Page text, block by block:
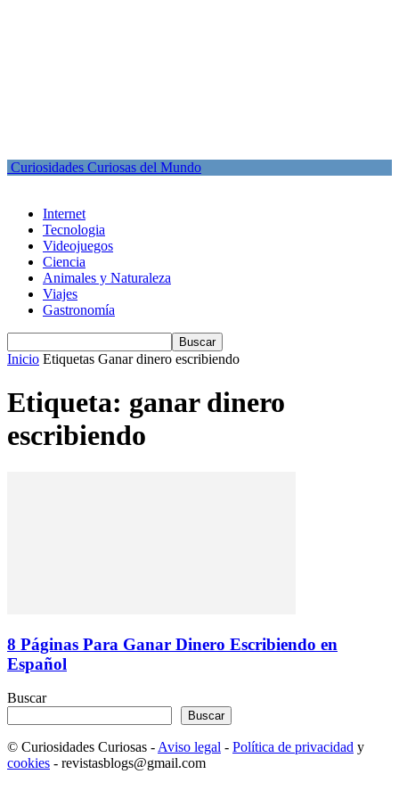
Curiosidades Curiosas del Mundo
Internet
Tecnologia
Videojuegos
Ciencia
Animales y Naturaleza
Viajes
Gastronomía
Inicio Etiquetas Ganar dinero escribiendo
Etiqueta: ganar dinero
escribiendo
8 Páginas Para Ganar Dinero Escribiendo en
Español
Buscar
Buscar
© Curiosidades Curiosas - Aviso legal - Política de privacidad y
cookies - revistasblogs@gmail.com